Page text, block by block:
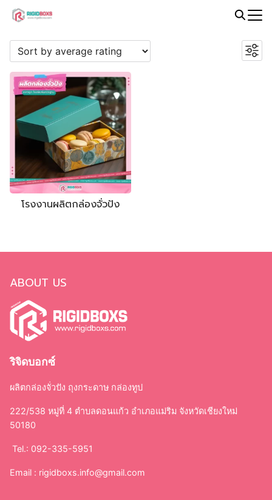
Skip
content
for:
PROMOTION
กล่องจั่วปัง
ถุงกระดาษ
กล่องเครื่องสำอาง
กล่องทรงกระบอก
ใบปลิว แผ่นพับ
ป้ายไฟ
โรงงานผลิตกล่องจั่วปัง
ABOUT US
ริจิดบอกซ์
ผลิตกล่องจั่วปัง ถุงกระดาษ กล่องทูป
222/538 หมู่ที่ 4 ตำบลดอนแก้ว อำเภอแม่ริม จังหวัดเชียงใหม่
50180
Tel.: 092-335-5951
Email : rigidboxs.info@gmail.com